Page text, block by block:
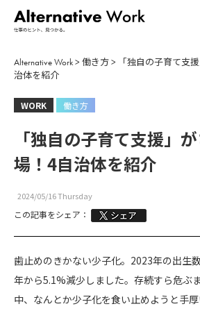
Alternative Work> 働き方>
「独自の子育て支
治体を紹介
WORK 働き方
「独自の子育て支援」
場！4自治体を紹介
2024/05/16 Thursday
この記事をシェア：
歯止めのきかない少子化。2023年の出生
年から5.1%減少しました。存続すら危ぶ
中、なんとか少子化を食い止めようと手